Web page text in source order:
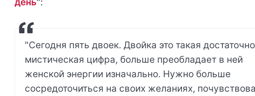
"Сегодня пять двоек. Двойка это такая достаточно
мистическая цифра, больше преобладает в ней
женской энергии изначально. Нужно больше
сосредоточиться на своих желаниях,